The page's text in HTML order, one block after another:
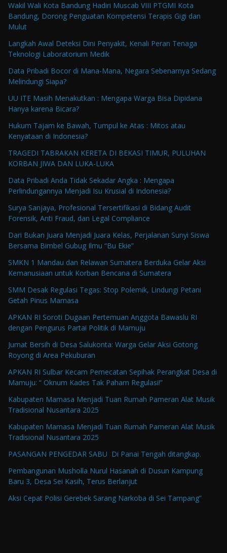
Wakil Wali Kota Bandung Hadiri Muscab VIII PTGMI Kota
Bandung, Dorong Penguatan Kompetensi Terapis Gigi dan
Mulut
Langkah Awal Deteksi Dini Penyakit, Kenali Peran Tenaga
Teknologi Laboratorium Medik
Data Pribadi Bocor di Mana-Mana, Negara Sebenarnya Sedang
Melindungi Siapa?
UU ITE Masih Menakutkan : Mengapa Warga Bisa Dipidana
Hanya karena Bicara?
Hukum Tajam ke Bawah, Tumpul ke Atas : Mitos atau
Kenyataan di Indonesia?
TRAGEDI TABRAKAN KERETA DI BEKASI TIMUR, PULUHAN
KORBAN JIWA DAN LUKA-LUKA
Data Pribadi Anda Tidak Sekadar Angka : Mengapa
Perlindungannya Menjadi Isu Krusial di Indonesia?
Surya Sanjaya, Profesional Tersertifikasi di Bidang Audit
Forensik, Anti Fraud, dan Legal Compliance
Dari Bukan Juara Menjadi Juara Kelas, Perjalanan Sunyi Siswa
Bersama Bimbel Gubug Ilmu “Bu Ekie”
SMKN 1 Mandau dan Relawan Sumatera Berduka Gelar Aksi
Kemanusiaan untuk Korban Bencana di Sumatera
SMM Desak Regulasi Tegas: Stop Polemik, Lindungi Petani
Getah Pinus Mamasa
APKAN RI Soroti Dugaan Pertemuan Anggota Bawaslu RI
dengan Pengurus Partai Politik di Mamuju
Jumat Bersih di Desa Salukonta: Warga Gelar Aksi Gotong
Royong di Area Pekuburan
APKAN RI Sulbar Kecam Pemecatan Sepihak Perangkat Desa di
Mamuju: “ Oknum Kades Tak Paham Regulasi!”
Kabupaten Mamasa Menjadi Tuan Rumah Pameran Alat Musik
Tradisional Nusantara 2025
Kabupaten Mamasa Menjadi Tuan Rumah Pameran Alat Musik
Tradisional Nusantara 2025
PASANGAN PENGEDAR SABU Di Panai Tengah ditangkap.
Pembangunan Musholla Nurul Hasanah di Dusun Kampung
Baru 3, Desa Sei Kasih, Terus Berlanjut
Aksi Cepat Polisi Gerebek Sarang Narkoba di Sei Tampang”